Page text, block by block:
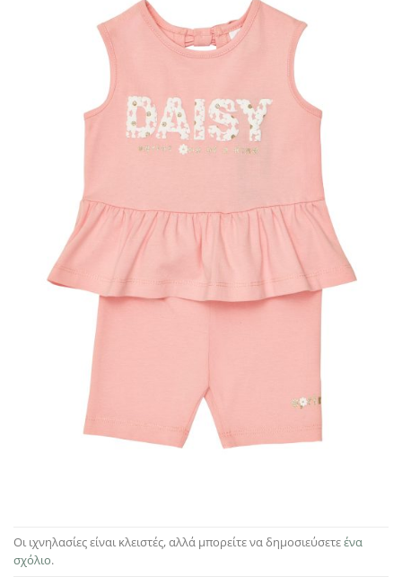
Οι ιχνηλασίες είναι κλειστές, αλλά μπορείτε να δημοσιεύσετεένα
σχόλιο.